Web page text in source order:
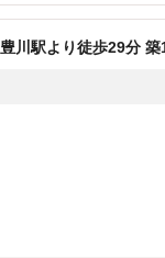
豊川駅より徒歩29分